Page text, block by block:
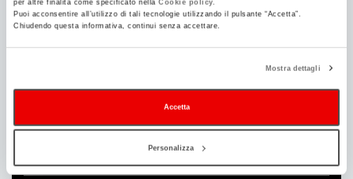
per altre finalità come specificato nellaCookie policy.
Puoi acconsentire all’utilizzo di tali tecnologie utilizzando il pulsante “Accetta”.
Chiudendo questa informativa, continui senza accettare.
Mostra dettagli
Accetta
Personalizza
2023